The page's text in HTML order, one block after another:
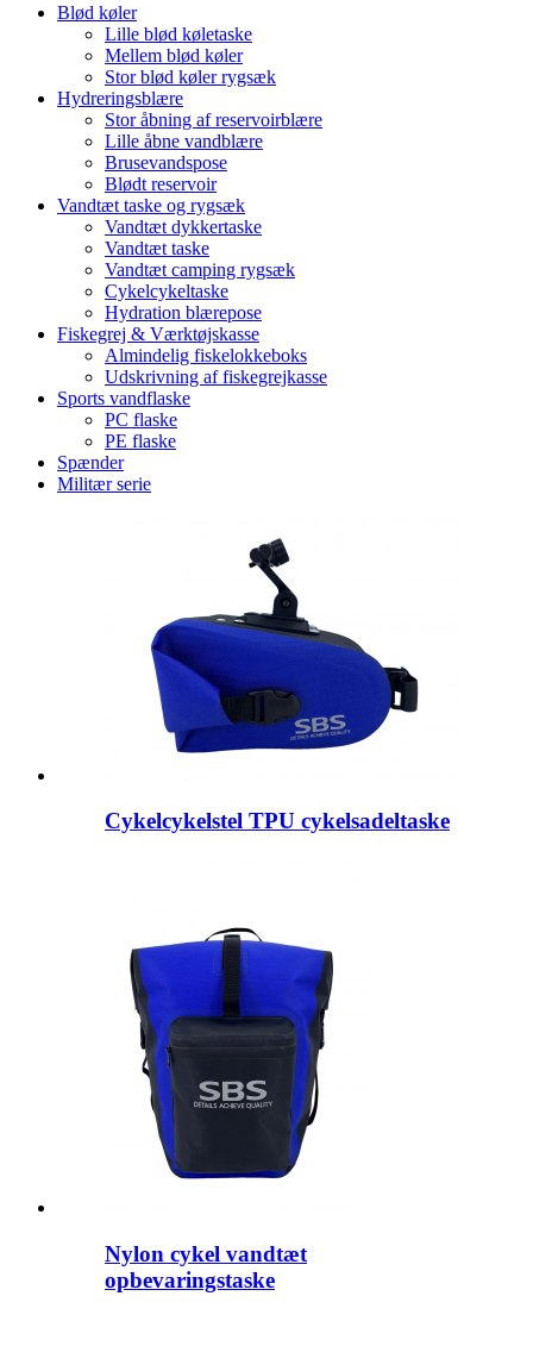
Blød køler
Lille blød køletaske
Mellem blød køler
Stor blød køler rygsæk
Hydreringsblære
Stor åbning af reservoirblære
Lille åbne vandblære
Brusevandspose
Blødt reservoir
Vandtæt taske og rygsæk
Vandtæt dykkertaske
Vandtæt taske
Vandtæt camping rygsæk
Cykelcykeltaske
Hydration blærepose
Fiskegrej & Værktøjskasse
Almindelig fiskelokkeboks
Udskrivning af fiskegrejkasse
Sports vandflaske
PC flaske
PE flaske
Spænder
Militær serie
Cykelcykelstel TPU cykelsadeltaske
Nylon cykel vandtæt
opbevaringstaske